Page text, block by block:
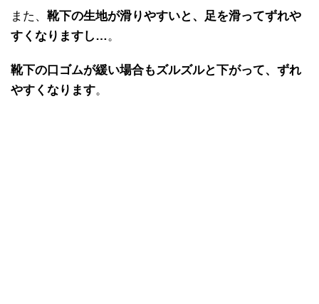
また、 靴下の生地が滑りやすいと、足を滑ってずれや
すくなりますし…。
靴下の口ゴムが緩い場合もズルズルと下がって、ずれ
やすくなります。